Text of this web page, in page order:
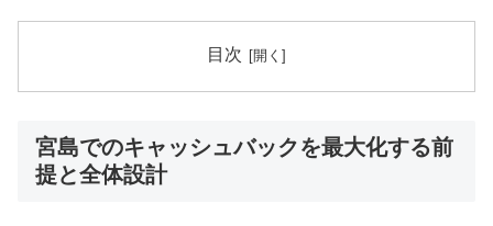
目次
宮島でのキャッシュバックを最大化する前
提と全体設計